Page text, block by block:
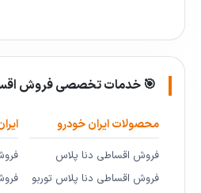
🎯 خدمات تخصصی فروش
محصولات ایران خودرو
فروش اقساطی دنا پلاس
فروش اقساطی دنا پلاس توربو